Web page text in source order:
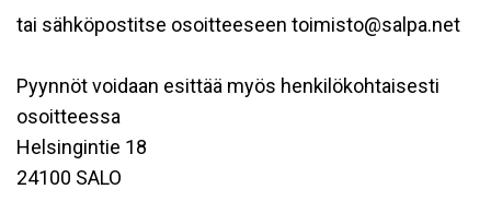
tai sähköpostitse osoitteeseen toimisto@salpa.net
Pyynnöt voidaan esittää myös henkilökohtaisesti
osoitteessa
Helsingintie 18
24100 SALO